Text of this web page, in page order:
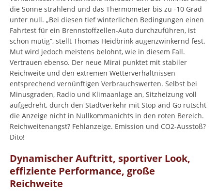
die Sonne strahlend und das Thermometer bis zu -10 Grad
unter null. „Bei diesen tief winterlichen Bedingungen einen
Fahrtest für ein Brennstoffzellen-Auto durchzuführen, ist
schon mutig“, stellt Thomas Heidbrink augenzwinkernd fest.
Mut wird jedoch meistens belohnt, wie in diesem Fall.
Vertrauen ebenso. Der neue Mirai punktet mit stabiler
Reichweite und den extremen Wetterverhältnissen
entsprechend vernünftigen Verbrauchswerten. Selbst bei
Minusgraden, Radio und Klimaanlage an, Sitzheizung voll
aufgedreht, durch den Stadtverkehr mit Stop and Go rutscht
die Anzeige nicht in Nullkommanichts in den roten Bereich.
Reichweitenangst? Fehlanzeige. Emission und CO2-Ausstoß?
Dito!
Dynamischer Auftritt, sportiver Look,
effiziente Performance, große
Reichweite